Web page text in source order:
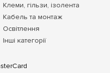
Клеми, гільзи, ізолента
Кабель та монтаж
Освітлення
Інші категорії